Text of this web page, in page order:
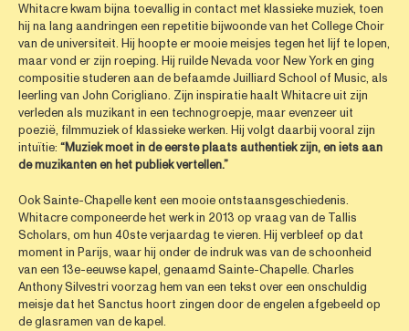
Whitacre kwam bijna toevallig in contact met klassieke muziek, toen
hij na lang aandringen een repetitie bijwoonde van het College Choir
van de universiteit. Hij hoopte er mooie meisjes tegen het lijf te lopen,
maar vond er zijn roeping. Hij ruilde Nevada voor New York en ging
compositie studeren aan de befaamde Juilliard School of Music, als
leerling van John Corigliano. Zijn inspiratie haalt Whitacre uit zijn
verleden als muzikant in een technogroepje, maar evenzeer uit
poezië, filmmuziek of klassieke werken. Hij volgt daarbij vooral zijn
intuïtie: “Muziek moet in de eerste plaats authentiek zijn, en iets aan
de muzikanten en het publiek vertellen.”
Ook Sainte-Chapelle kent een mooie ontstaansgeschiedenis.
Whitacre componeerde het werk in 2013 op vraag van de Tallis
Scholars, om hun 40ste verjaardag te vieren. Hij verbleef op dat
moment in Parijs, waar hij onder de indruk was van de schoonheid
van een 13e-eeuwse kapel, genaamd Sainte-Chapelle. Charles
Anthony Silvestri voorzag hem van een tekst over een onschuldig
meisje dat het Sanctus hoort zingen door de engelen afgebeeld op
de glasramen van de kapel.